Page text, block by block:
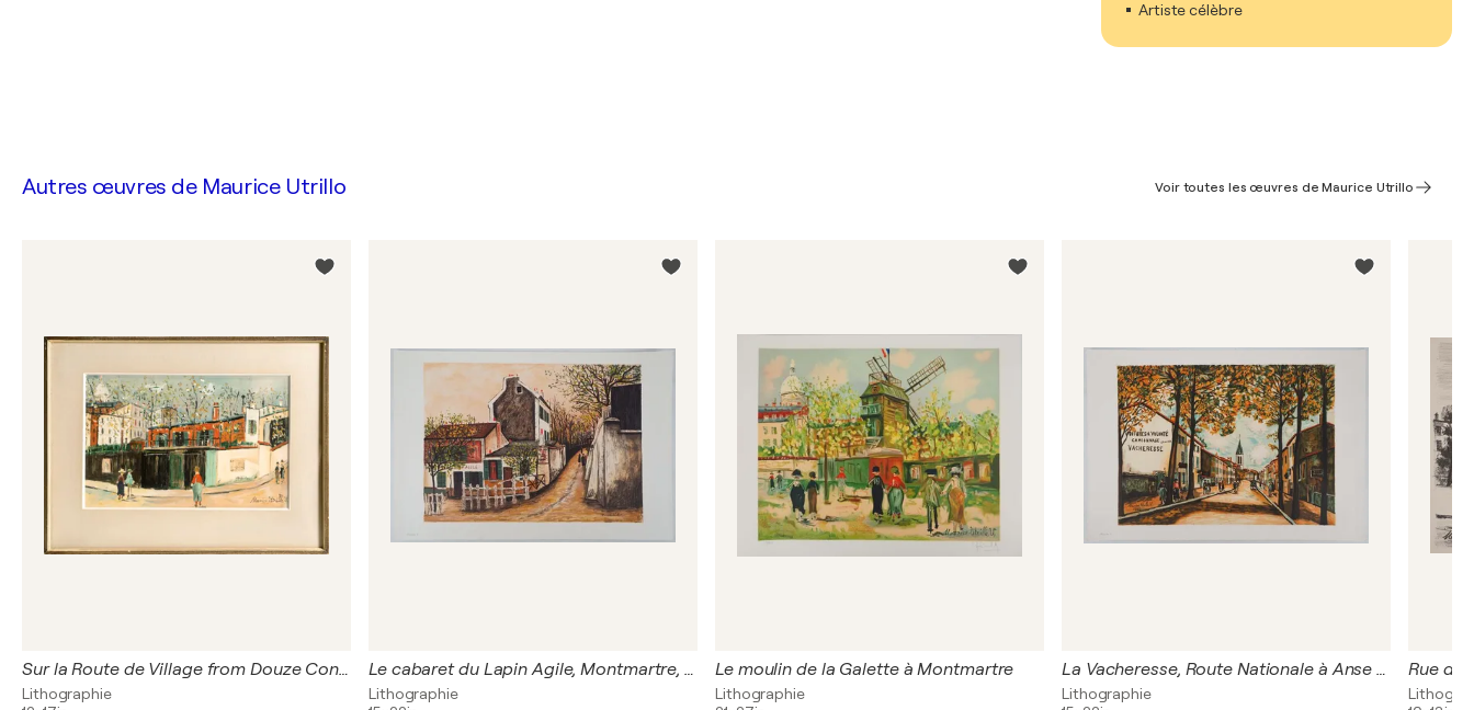
Artiste célèbre
Autres œuvres de Maurice Utrillo Voir toutes les œuvres de Maurice Utrillo
Sur la Route de Village from Douze Contemporains
Lithographie
Le cabaret du Lapin Agile, Montmartre, Lithographie signée
Lithographie
Le moulin de la Galette à Montmartre
Lithographie
La Vacheresse, Route Nationale à Anse (Rhône), Lithographie signée
Lithographie